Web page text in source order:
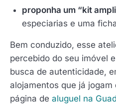
proponha um “kit
especiarias e uma
Bem conduzido, esse
percebido do seu imóvel
busca de autenticidade,
alojamentos que já
página de aluguel na